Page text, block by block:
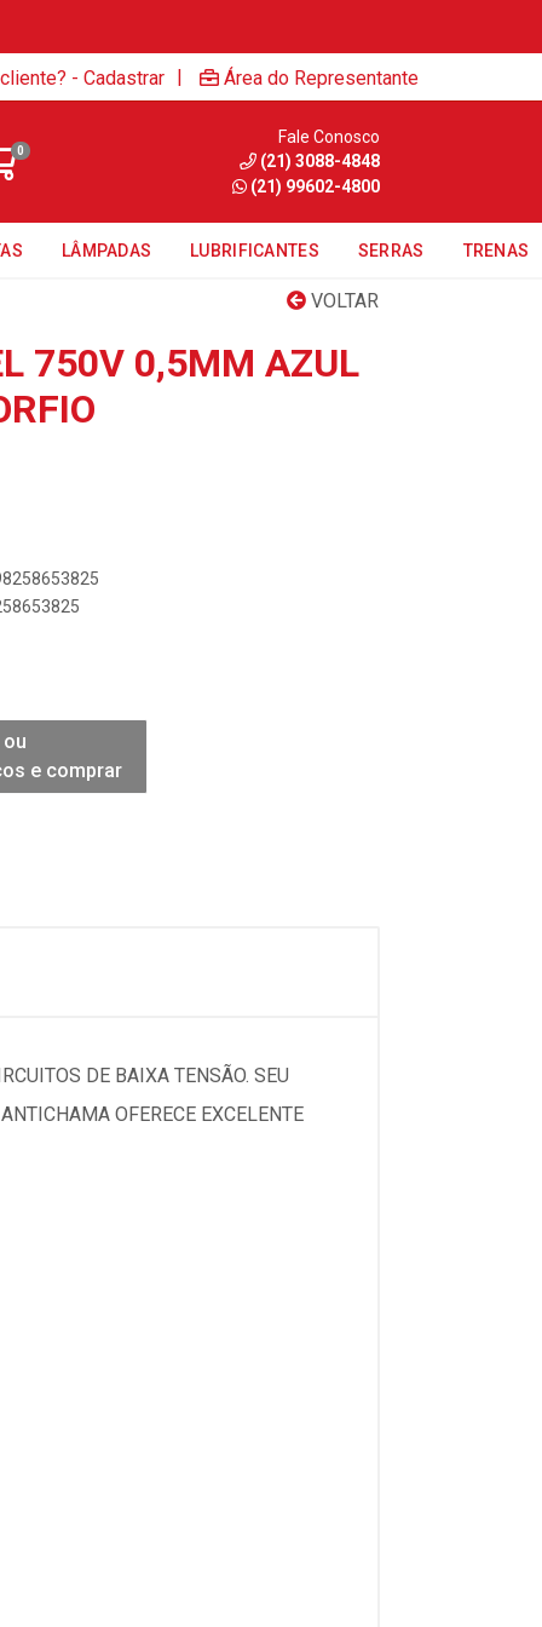
- Cadastrar | Área do Representante
0
Fale Conosco
(21) 3088-4848
(21) 99602-4800
LÂMPADAS LUBRIFICANTES SERRAS TRENAS
VOLTAR
750V 0,5MM AZUL
e comprar
DE BAIXA TENSÃO. SEU
OFERECE EXCELENTE